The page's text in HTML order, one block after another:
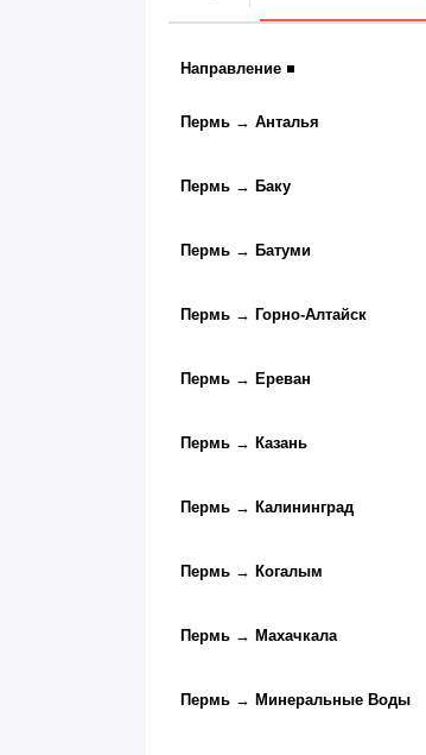
Направление
Пермь→ Анталья
Пермь→ Баку
Пермь→ Батуми
Пермь→ Горно-Алтайск
Пермь→ Ереван
Пермь→ Казань
Пермь→ Калининград
Пермь→ Когалым
Пермь→ Махачкала
Пермь→ Минеральные Воды